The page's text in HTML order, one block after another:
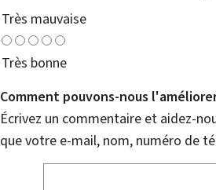
Très mauvaise
Très bonne
Comment pouvons-nous
Écrivez un commentaire et aidez-
que votre e-mail, nom, numéro de